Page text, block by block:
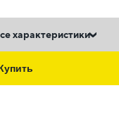
характеристики